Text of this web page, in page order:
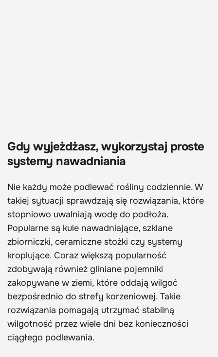
Gdy wyjeżdżasz, wykorzystaj proste
systemy nawadniania
Nie każdy może podlewać rośliny codziennie. W
takiej sytuacji sprawdzają się rozwiązania, które
stopniowo uwalniają wodę do podłoża.
Popularne są kule nawadniające, szklane
zbiorniczki, ceramiczne stożki czy systemy
kroplujące. Coraz większą popularność
zdobywają również gliniane pojemniki
zakopywane w ziemi, które oddają wilgoć
bezpośrednio do strefy korzeniowej. Takie
rozwiązania pomagają utrzymać stabilną
wilgotność przez wiele dni bez konieczności
ciągłego podlewania.